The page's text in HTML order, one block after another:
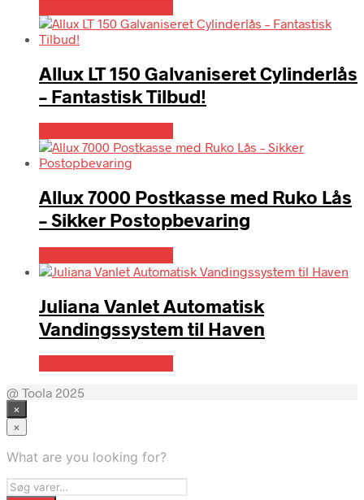
Allux LT 150 Galvaniseret Cylinderlås
– Fantastisk Tilbud!
Allux 7000 Postkasse med Ruko Lås
– Sikker Postopbevaring
Juliana Vanlet Automatisk
Vandingssystem til Haven
@ Toola 2025
×
×
What are you looking for?